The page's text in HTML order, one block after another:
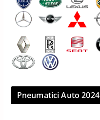
Pneumatici Auto 2024